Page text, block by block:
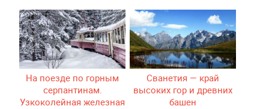
На поезде по горным
серпантинам.
Узкоколейная железная
Сванетия — край
высоких гор и древних
башен